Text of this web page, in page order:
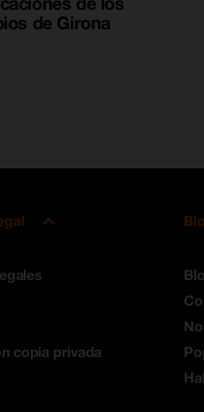
de Girona
copia privada